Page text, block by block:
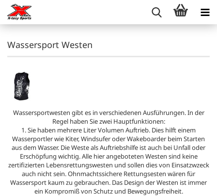
Wassersport Westen
Wassersportwesten gibt es in verschiedenen Ausführungen. In der
Regel haben Sie zwei Hauptfunktionen:
1. Sie haben mehrere Liter Volumen Auftrieb. Dies hilft einem
Wasserportler wie Kiter, Windsufer oder Wakeboarder beim Starten
aus dem Wasser. Die Weste als Auftriebshilfe ist auch bei Unfall oder
Erschöpfung wichtig. Alle hier angeboteten Westen sind keine
zertifizierten Lebensrettungswesten und sollen dies von Einsatzwzeck
auch nicht sein. Ohnmachtssichere Rettungsesten wären für
Wassersport kaum zu gebrauchen. Das Design der Westen ist immer
ein Kompromiß von Schutz und Bewegungsfreiheit.